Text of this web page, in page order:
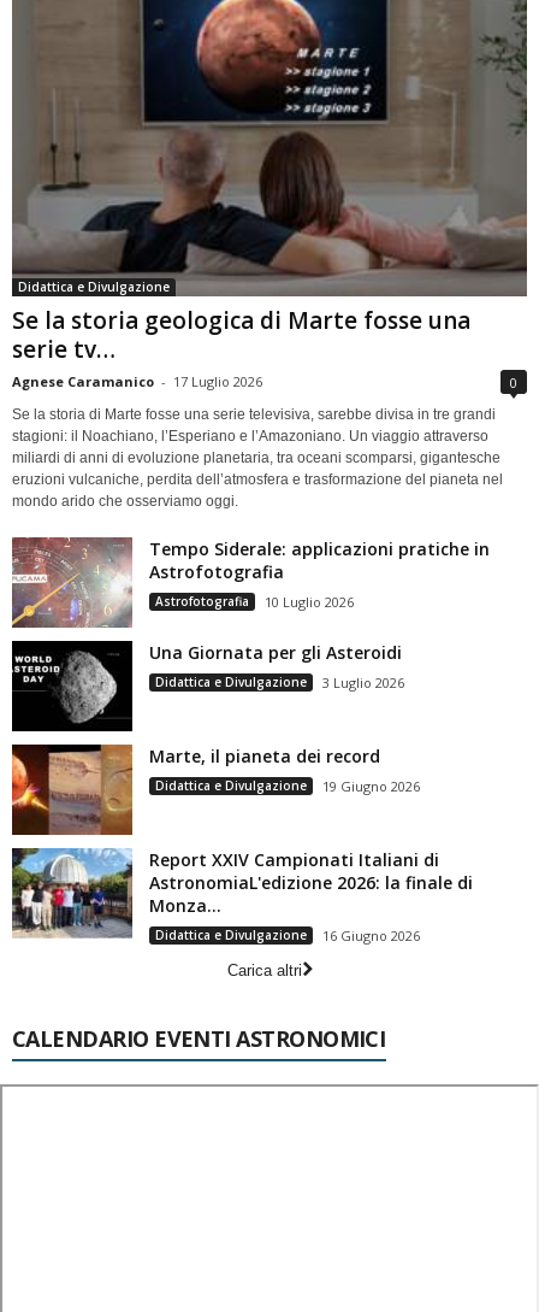
Didattica e Divulgazione
Se la storia geologica di Marte fosse una
serie tv…
Agnese Caramanico - 17 Luglio 2026 0
Se la storia di Marte fosse una serie televisiva, sarebbe divisa in tre grandi
stagioni: il Noachiano, l’Esperiano e l’Amazoniano. Un viaggio attraverso
miliardi di anni di evoluzione planetaria, tra oceani scomparsi, gigantesche
eruzioni vulcaniche, perdita dell’atmosfera e trasformazione del pianeta nel
mondo arido che osserviamo oggi.
Tempo Siderale: applicazioni pratiche in
Astrofotografia
Astrofotografia 10 Luglio 2026
Una Giornata per gli Asteroidi
Didattica e Divulgazione 3 Luglio 2026
Marte, il pianeta dei record
Didattica e Divulgazione 19 Giugno 2026
Report XXIV Campionati Italiani di
AstronomiaL'edizione 2026: la finale di
Monza...
Didattica e Divulgazione
16 Giugno 2026
Carica altri
CALENDARIO EVENTI ASTRONOMICI